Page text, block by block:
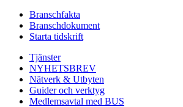
Branschfakta
Branschdokument
Starta tidskrift
Tjänster
NYHETSBREV
Nätverk & Utbyten
Guider och verktyg
Medlemsavtal med BUS